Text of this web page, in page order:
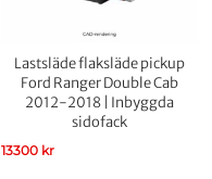
Lastsläde flaksläde pickup
Ford Ranger Double Cab
2012-2018 | Inbyggda
sidofack
13300 kr